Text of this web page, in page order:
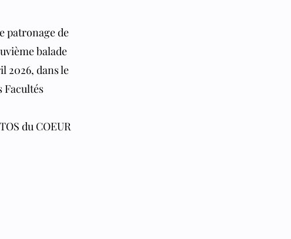
patronage de
balade
2026, dans le
Facultés
du COEUR